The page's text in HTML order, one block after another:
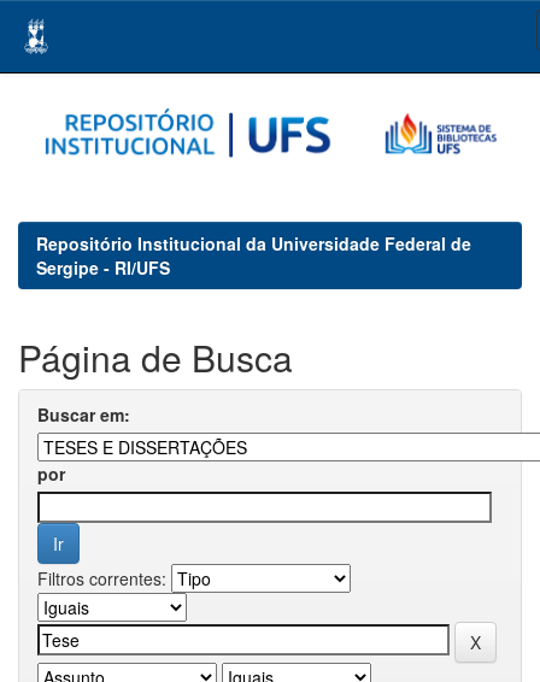
navigation
Repositório Institucional da Universidade Federal de
Sergipe - RI/UFS
Página de Busca
Buscar em:
por
Filtros correntes: